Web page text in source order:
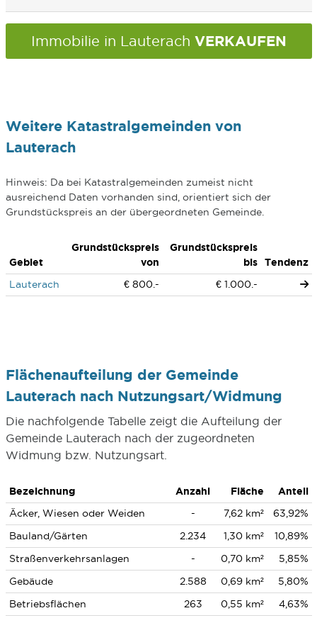
Immobilie in Lauterach VERKAUFEN
Weitere Katastralgemeinden von
Lauterach
Hinweis: Da bei Katastralgemeinden zumeist nicht
ausreichend Daten vorhanden sind, orientiert sich der
Grundstückspreis an der übergeordneten Gemeinde.
Gebiet
Grundstückspreis
von
Grundstückspreis
bis
Tendenz
Lauterach
€ 800.- € 1.000.-
Flächenaufteilung der Gemeinde
Lauterach nach Nutzungsart/Widmung
Die nachfolgende Tabelle zeigt die Aufteilung der
Gemeinde Lauterach nach der zugeordneten
Widmung bzw. Nutzungsart.
Bezeichnung Anzahl Fläche
Anteil
Äcker, Wiesen oder Weiden
- 7,62 km²
63,92%
Bauland/Gärten
2.234 1,30 km²
10,89%
Straßenverkehrsanlagen
- 0,70 km²
5,85%
Gebäude
2.588 0,69 km²
5,80%
Betriebsflächen
263 0,55 km² 4,63%